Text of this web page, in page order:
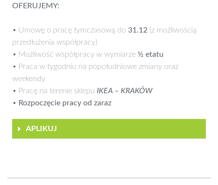
OFERUJEMY:
• Umowę o pracę tymczasową do 31.12 (z możliwością
przedłużenia współpracy)
• Możliwość współpracy w wymiarze ½ etatu
• Praca w tygodniu na popołudniowe zmiany oraz
weekendy
• Pracę na terenie sklepu IKEA – KRAKÓW
• Rozpoczęcie pracy od zaraz
APLIKUJ